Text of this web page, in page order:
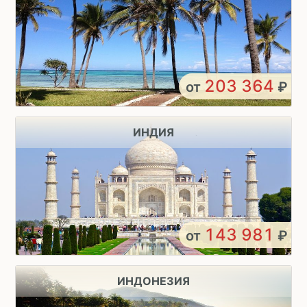
от 203 364 ₽
ИНДИЯ
от 143 981 ₽
ИНДОНЕЗИЯ